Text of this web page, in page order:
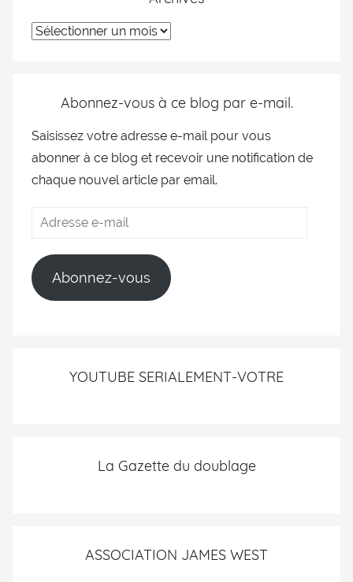
Abonnez-vous à ce blog par e-mail.
Saisissez votre adresse e-mail pour vous
abonner à ce blog et recevoir une notification de
chaque nouvel article par email.
Abonnez-vous
YOUTUBE SERIALEMENT-VOTRE
La Gazette du doublage
ASSOCIATION JAMES WEST